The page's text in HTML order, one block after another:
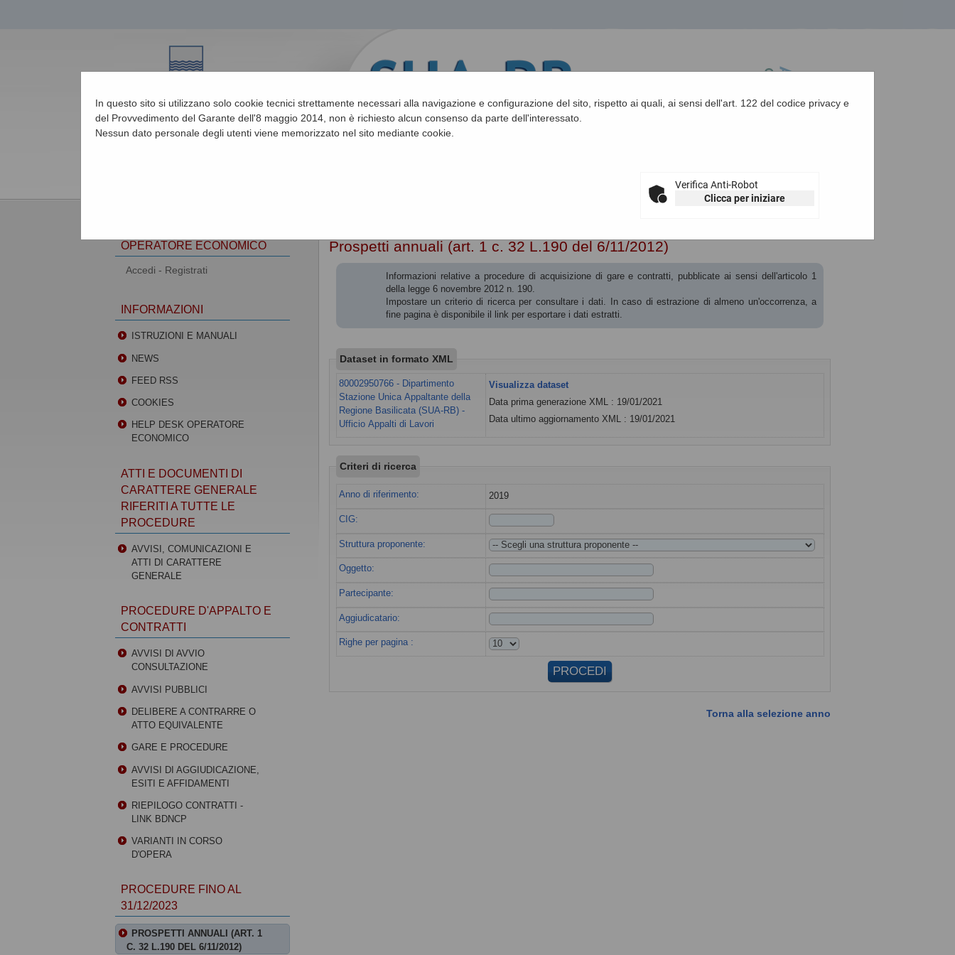
Prospetti annuali (art. 1 c. 32 L.190 de...
In questo sito si utilizzano solo cookie tecnici strettamente necessari alla navigazione e configurazione del sito, rispetto ai quali, ai sensi dell'art. 122 del codice privacy e
del Provvedimento del Garante dell'8 maggio 2014, non è richiesto alcun consenso da parte dell'interessato.
Nessun dato personale degli utenti viene memorizzato nel sito mediante cookie.
Verifica Anti-Robot
Clicca per iniziare
Prospetti annuali (art. 1 c. 32 L.190 del 6/11/2012)
Informazioni relative a procedure di acquisizione di gare e contratti, pubblicate ai sensi dell'articolo 1
della legge 6 novembre 2012 n. 190.
Impostare un criterio di ricerca per consultare i dati. In caso di estrazione di almeno un'occorrenza, a
fine pagina è disponibile il link per esportare i dati estratti.
Dataset in formato XML
80002950766 - Dipartimento
Stazione Unica Appaltante della
Regione Basilicata (SUA-RB) -
Ufficio Appalti di Lavori
Visualizza dataset
Data prima generazione XML : 19/01/2021
Data ultimo aggiornamento XML : 19/01/2021
Criteri di ricerca
Anno di riferimento: 2019
CIG:
Struttura proponente:
Oggetto:
Partecipante:
Aggiudicatario:
Righe per pagina :
Torna alla selezione anno
OPERATORE ECONOMICO
Accedi - Registrati
INFORMAZIONI
ISTRUZIONI E MANUALI
NEWS
FEED RSS
COOKIES
HELP DESK OPERATORE
ECONOMICO
ATTI E DOCUMENTI DI
CARATTERE GENERALE
RIFERITI A TUTTE LE
PROCEDURE
AVVISI, COMUNICAZIONI E
ATTI DI CARATTERE
GENERALE
PROCEDURE D'APPALTO E
CONTRATTI
AVVISI DI AVVIO
CONSULTAZIONE
AVVISI PUBBLICI
DELIBERE A CONTRARRE O
ATTO EQUIVALENTE
GARE E PROCEDURE
AVVISI DI AGGIUDICAZIONE,
ESITI E AFFIDAMENTI
RIEPILOGO CONTRATTI -
LINK BDNCP
VARIANTI IN CORSO
D'OPERA
PROCEDURE FINO AL
31/12/2023
PROSPETTI ANNUALI (ART. 1
C. 32 L.190 DEL 6/11/2012)